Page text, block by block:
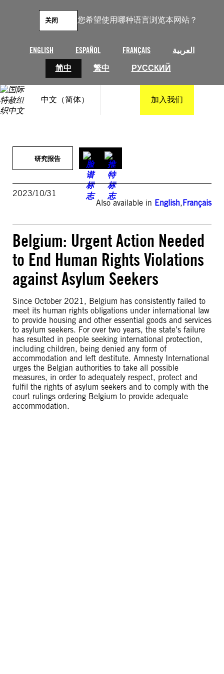
您希望使用哪种语言浏览本网站？
ENGLISH ESPAÑOL FRANÇAIS
العربية
简中
繁中 РУССКИЙ
关闭
中文（简体） 加入我们
研究报告
2023/10/31
Also available in English,Français
Belgium: Urgent Action Needed
to End Human Rights Violations
against Asylum Seekers
Since October 2021, Belgium has consistently failed to
meet its human rights obligations under international law
to provide housing and other essential goods and services
to asylum seekers. For over two years, the state’s failure
has resulted in people seeking international protection,
including children, being denied any form of
accommodation and left destitute. Amnesty International
urges the Belgian authorities to take all possible
measures, in order to adequately respect, protect and
fulfil the rights of asylum seekers and to comply with the
court rulings ordering Belgium to provide adequate
accommodation.